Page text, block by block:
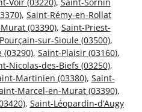
Voir (03220), Saint-Sornin
, Saint-Rémy-en-Rollat
(03390), Saint-Priest-
sur-Sioule (03500),
, Saint-Plaisir (03160),
Nicolas-des-Biefs (03250),
Martinien (03380), Saint-
Marcel-en-Murat (03390),
, Saint-Léopardin-d’Augy